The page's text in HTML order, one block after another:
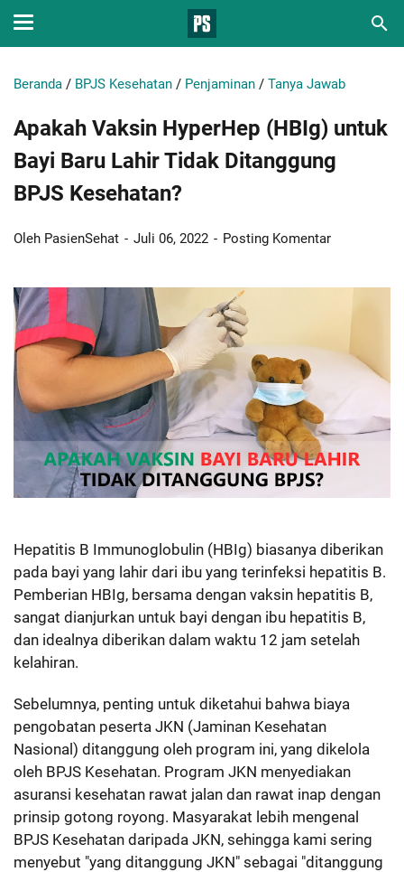
Beranda / BPJS Kesehatan / Penjaminan / Tanya Jawab
Apakah Vaksin HyperHep (HBIg) untuk
Bayi Baru Lahir Tidak Ditanggung
BPJS Kesehatan?
Oleh PasienSehat Juli 06, 2022 Posting Komentar
Hepatitis B Immunoglobulin (HBIg) biasanya diberikan
pada bayi yang lahir dari ibu yang terinfeksi hepatitis B.
Pemberian HBIg, bersama dengan vaksin hepatitis B,
sangat dianjurkan untuk bayi dengan ibu hepatitis B,
dan idealnya diberikan dalam waktu 12 jam setelah
kelahiran.
Sebelumnya, penting untuk diketahui bahwa biaya
pengobatan peserta JKN (Jaminan Kesehatan
Nasional) ditanggung oleh program ini, yang dikelola
oleh BPJS Kesehatan. Program JKN menyediakan
asuransi kesehatan rawat jalan dan rawat inap dengan
prinsip gotong royong. Masyarakat lebih mengenal
BPJS Kesehatan daripada JKN, sehingga kami sering
menyebut "yang ditanggung JKN" sebagai "ditanggung